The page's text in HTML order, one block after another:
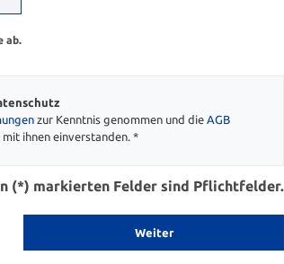
ab.
zur Kenntnis genommen und dieAGB
ihnen einverstanden. *
(*) markierten Felder sind Pflichtfelder.
Weiter